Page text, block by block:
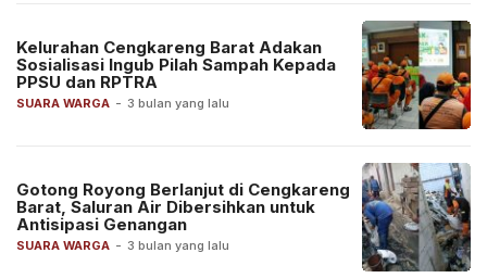
SUARA WARGA - 3 bulan yang lalu
Kelurahan Cengkareng Barat Adakan
Sosialisasi Ingub Pilah Sampah Kepada
PPSU dan RPTRA
SUARA WARGA - 3 bulan yang lalu
Gotong Royong Berlanjut di Cengkareng
Barat, Saluran Air Dibersihkan untuk
Antisipasi Genangan